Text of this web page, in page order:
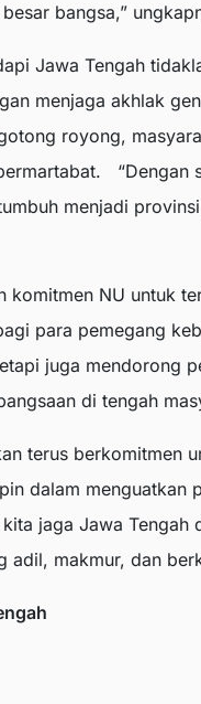
bangsa,”
Jawa Tengah
menjaga akhlak
royong,
“Dengan
menjadi
komitmen NU untuk
para pemegang
juga mendorong
di tengah
terus berkomitmen
dalam menguatkan
jaga Jawa
adil, makmur, dan